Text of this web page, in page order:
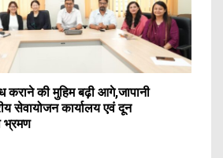
कराने की मुहिम बढ़ी आगे,जापानी
सेवायोजन कार्यालय एवं दून
भ्रमण